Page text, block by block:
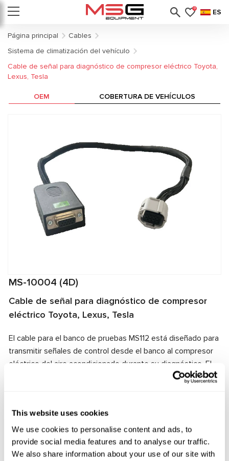
This website uses cookies
We use cookies to personalise content and ads, to
provide social media features and to analyse our traffic.
We also share information about your use of our site with
0 ES
Página principal
Cables
Sistema de climatización del vehículo
Cable de señal para diagnóstico de compresor eléctrico Toyota,
Lexus, Tesla
MS-10004 (4D)
Cable de señal para diagnóstico de compresor
eléctrico Toyota, Lexus, Tesla
El cable para el banco de pruebas MS112 está diseñado para
transmitir señales de control desde el banco al compresor
eléctrico del aire acondicionado durante su diagnóstico. El
conector del cable corresponde al conector de la unidad
Fabricante: MSG Equipment
OEM COBERTURA DE VEHÍCULOS